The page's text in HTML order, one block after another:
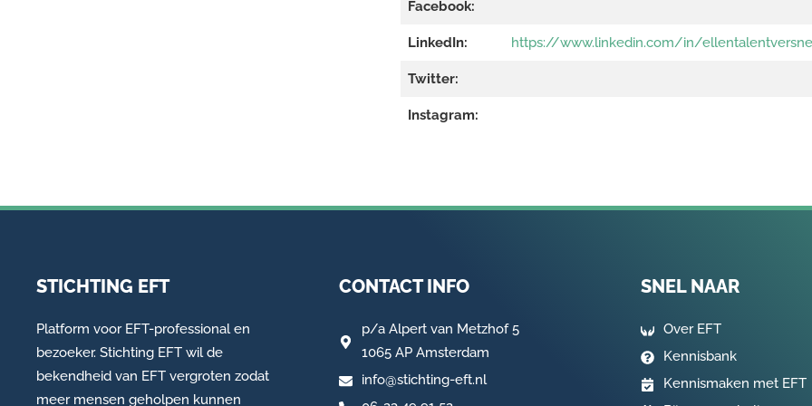
Facebook:
LinkedIn: https://www.linkedin.com/in/
Twitter:
Instagram:
STICHTING EFT
Platform voor EFT-professional en
bezoeker. Stichting EFT wil de
bekendheid van EFT vergroten zodat
meer mensen geholpen kunnen
CONTACT INFO
p/a Alpert van Metzhof 5
1065 AP Amsterdam
info@stichting-eft.nl
SNEL NAAR
Over EFT
Kennisbank
Kennismaken met EFT